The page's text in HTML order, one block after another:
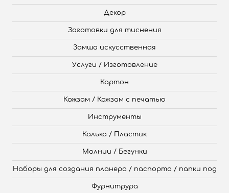
Декор
Заготовки для тиснения
Замша искусственная
Услуги / Изготовление
Картон
Кожзам / Кожзам с печатью
Инструменты
Калька / Пластик
Молнии / Бегунки
Наборы для создания планера / паспорта / папки под
Фурнитрура